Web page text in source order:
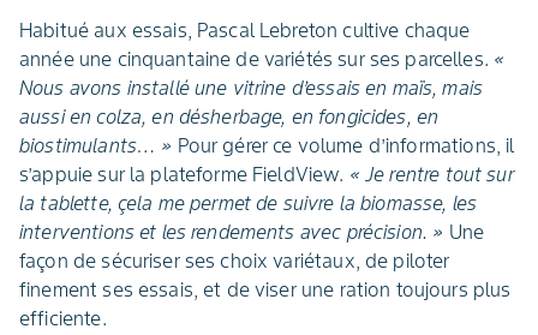
Habitué aux essais, Pascal Lebreton cultive chaque
année une cinquantaine de variétés sur ses parcelles. «
Nous avons installé une vitrine d’essais en maïs, mais
aussi en colza, en désherbage, en fongicides, en
biostimulants… » Pour gérer ce volume d’informations, il
s’appuie sur la plateforme FieldView. « Je rentre tout sur
la tablette, çela me permet de suivre la biomasse, les
interventions et les rendements avec précision. » Une
façon de sécuriser ses choix variétaux, de piloter
finement ses essais, et de viser une ration toujours plus
efficiente.